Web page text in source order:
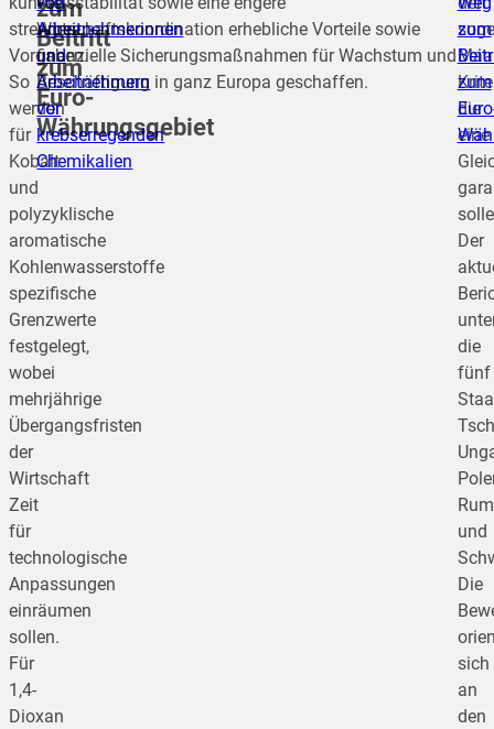
strengere
Vorgaben.
So
werden
für
Kobalt
und
polyzyklische
aromatische
Kohlenwasserstoffe
spezifische
Grenzwerte
festgelegt,
wobei
mehrjährige
Übergangsfristen
der
Wirtschaft
Zeit
für
technologische
Anpassungen
einräumen
sollen.
Für
1,4-
Dioxan
Arbeitnehmerinnen
und
Arbeitnehmern
vor
krebserregenden
Chemikalien
zum
Beitritt
zum
Euro-
Währungsgebiet
Wirtschaftskoordination erhebliche Vorteile sowie
finanzielle Sicherungsmaßnahmen für Wachstum und
Beschäftigung in ganz Europa geschaffen.
die
eine
Der
die
fünf
und
Die
sich
an
den
zum
zum